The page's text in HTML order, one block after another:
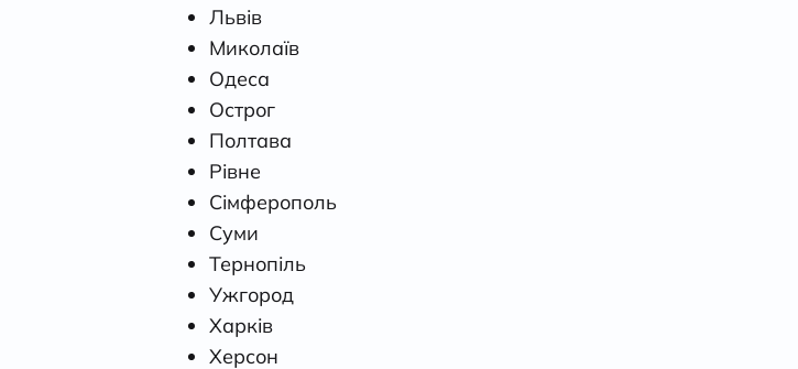
Львів
Миколаїв
Одеса
Острог
Полтава
Рівне
Сімферополь
Суми
Тернопіль
Ужгород
Харків
Херсон